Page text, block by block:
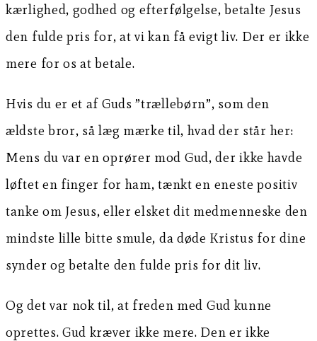
kærlighed, godhed og efterfølgelse, betalte Jesus
den fulde pris for, at vi kan få evigt liv. Der er ikke
mere for os at betale.
Hvis du er et af Guds ”trællebørn”, som den
ældste bror, så læg mærke til, hvad der står her:
Mens du var en oprører mod Gud, der ikke havde
løftet en finger for ham, tænkt en eneste positiv
tanke om Jesus, eller elsket dit medmenneske den
mindste lille bitte smule, da døde Kristus for dine
synder og betalte den fulde pris for dit liv.
Og det var nok til, at freden med Gud kunne
oprettes. Gud kræver ikke mere. Den er ikke